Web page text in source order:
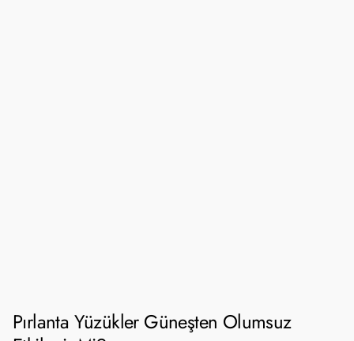
Pırlanta Yüzükler Güneşten Olumsuz